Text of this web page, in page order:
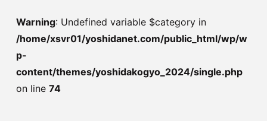
Warning: Undefined variable $category in
/home/xsvr01/yoshidanet.com/public_html/wp/w
p-
content/themes/yoshidakogyo_2024/single.php
on line 74